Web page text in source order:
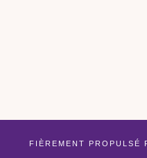
FIÈREMENT PROPULSÉ